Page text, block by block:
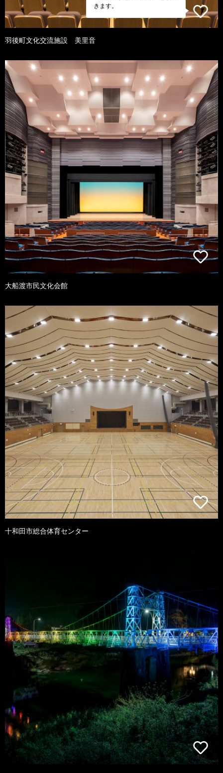
きます。
羽後町文化交流施設 美里音
大船渡市民文化会館
十和田市総合体育センター